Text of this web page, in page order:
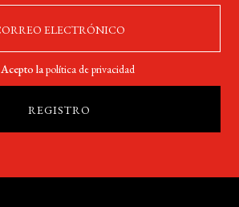
Acepto lapolítica de privacidad